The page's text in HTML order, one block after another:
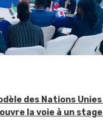
des Nations
la voie à un